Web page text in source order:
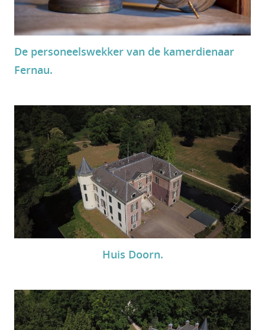
De personeelswekker van de kamerdienaar
Fernau.
Huis Doorn.